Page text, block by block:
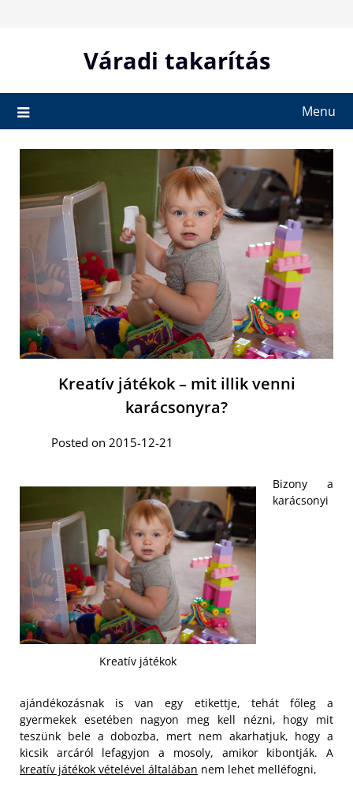
Váradi takarítás
Menu
Kreatív játékok – mit illik venni
karácsonyra?
Posted on 2015-12-21
Kreatív játékok
Bizony a
karácsonyi
ajándékozásnak is van egy etikettje, tehát főleg a
gyermekek esetében nagyon meg kell nézni, hogy mit
teszünk bele a dobozba, mert nem akarhatjuk, hogy a
kicsik arcáról lefagyjon a mosoly, amikor kibontják. A
kreatív játékok vételével általában nem lehet melléfogni,